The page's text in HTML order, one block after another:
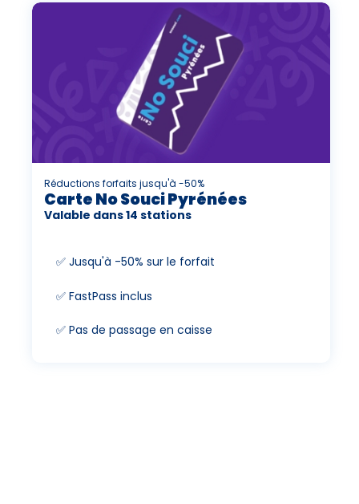
Réductions forfaits jusqu'à -50%
Carte No Souci Pyrénées
Valable dans 14 stations
✅ Jusqu'à -50% sur le forfait
✅ FastPass inclus
✅ Pas de passage en caisse